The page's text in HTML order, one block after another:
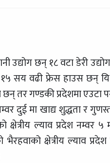
उद्योग छन् १८ वटा डेरी
सय वढी फ्रेस हाउस छन् यि
तर गण्डकी प्रदेशमा एउटा
दुई मा खाद्य शुद्धता र
ल्याव प्रदेश नम्वर
क्षेत्रीय ल्याव